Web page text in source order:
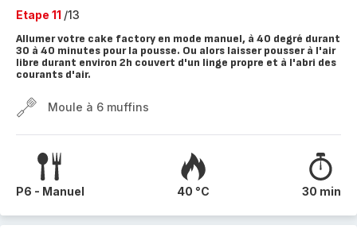
Etape 11 /13
Allumer votre cake factory en mode manuel, à 40 degré durant
30 à 40 minutes pour la pousse. Ou alors laisser pousser à l'air
libre durant environ 2h couvert d'un linge propre et à l'abri des
courants d'air.
Moule à 6 muffins
P6 - Manuel 40 °C 30 min